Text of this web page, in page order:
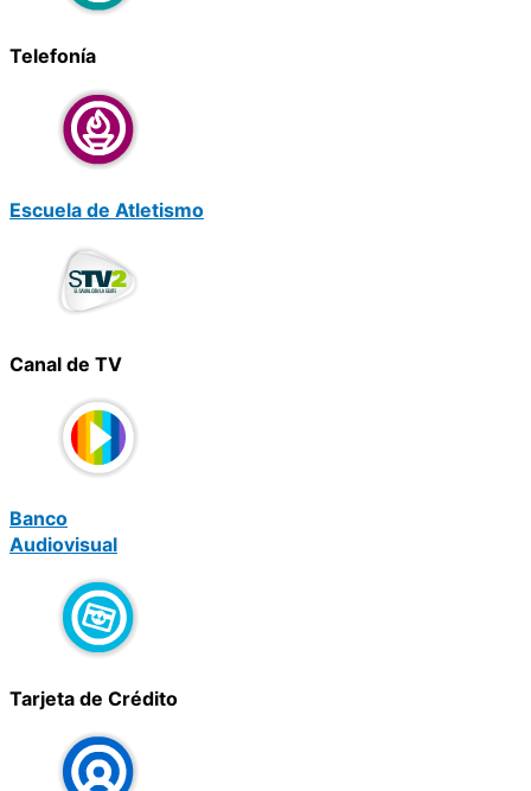
Telefonía
Escuela de Atletismo
Canal de TV
Banco
Audiovisual
Tarjeta de Crédito